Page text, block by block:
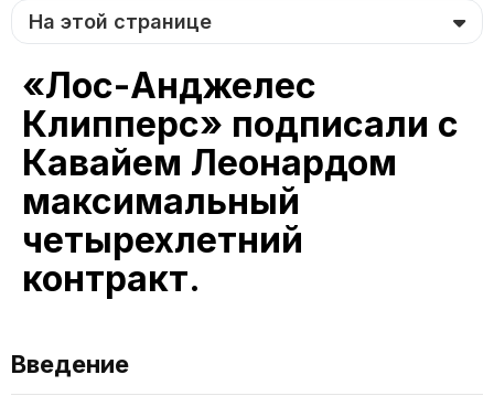
На этой странице
«Лос-Анджелес
Клипперс» подписали с
Кавайем Леонардом
максимальный
четырехлетний
контракт.
Введение